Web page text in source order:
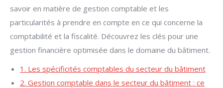
savoir en matière de gestion comptable et les
particularités à prendre en compte en ce qui concerne la
comptabilité et la fiscalité. Découvrez les clés pour une
gestion financière optimisée dans le domaine du bâtiment.
1. Les spécificités comptables du secteur du bâtiment
2. Gestion comptable dans le secteur du bâtiment : ce